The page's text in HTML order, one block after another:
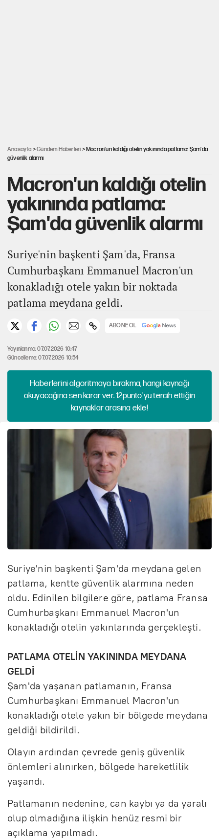
Anasayfa >Gündem Haberleri > Macron'un kaldığı otelin yakınında patlama: Şam'da
güvenlik alarmı
Macron'un kaldığı otelin
yakınında patlama:
Şam'da güvenlik alarmı
Suriye'nin başkenti Şam'da, Fransa
Cumhurbaşkanı Emmanuel Macron'un
konakladığı otele yakın bir noktada
patlama meydana geldi.
ABONE OL
Yayınlanma: 07.07.2026 10:47
Güncelleme: 07.07.2026 10:54
Haberlerini algoritmaya bırakma, hangi kaynağı
okuyacağına sen karar ver. 12punto'yu tercih ettiğin
kaynaklar arasına ekle!
Suriye'nin başkenti Şam'da meydana gelen
patlama, kentte güvenlik alarmına neden
oldu. Edinilen bilgilere göre, patlama Fransa
Cumhurbaşkanı Emmanuel Macron'un
konakladığı otelin yakınlarında gerçekleşti.
PATLAMA OTELİN YAKININDA MEYDANA
GELDİ
Şam'da yaşanan patlamanın, Fransa
Cumhurbaşkanı Emmanuel Macron'un
konakladığı otele yakın bir bölgede meydana
geldiği bildirildi.
Olayın ardından çevrede geniş güvenlik
önlemleri alınırken, bölgede hareketlilik
yaşandı.
Patlamanın nedenine, can kaybı ya da yaralı
olup olmadığına ilişkin henüz resmi bir
açıklama yapılmadı.